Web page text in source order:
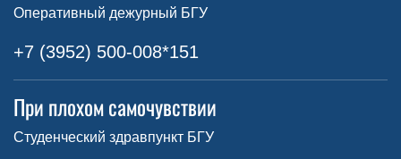
Оперативный дежурный БГУ
+7 (3952) 500-008*151
При плохом самочувствии
Студенческий здравпункт БГУ